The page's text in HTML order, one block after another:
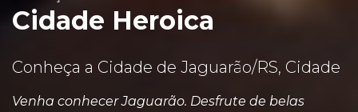
Cidade Heroica
Conheça a Cidade de Jaguarão/RS, Cidade
Venha conhecer Jaguarão. Desfrute de belas